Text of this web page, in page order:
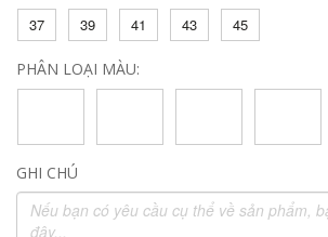
37
39 41 43 45
PHÂN LOẠI MÀU:
GHI CHÚ